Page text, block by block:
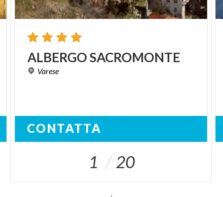
ALBERGOSACROMONTE
Varese
CONTATTA
1 20